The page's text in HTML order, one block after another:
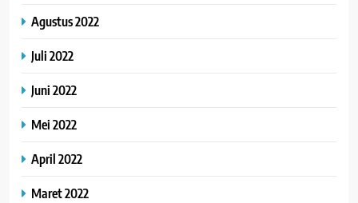
Agustus 2022
Juli 2022
Juni 2022
Mei 2022
April 2022
Maret 2022